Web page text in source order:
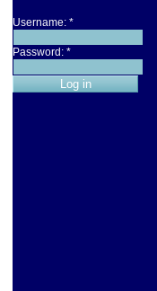
Username: *
Password: *